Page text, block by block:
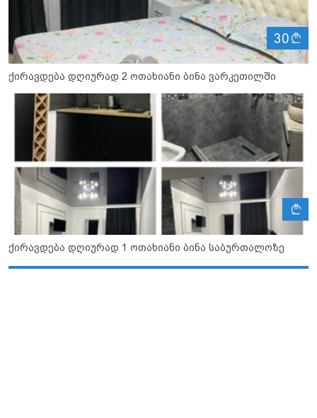
30
ქირავდება დღიურად 2 ოთახიანი ბინა ვარკეთილში
ქირავდება დღიურად 1 ოთახიანი ბინა საბურთალოზე